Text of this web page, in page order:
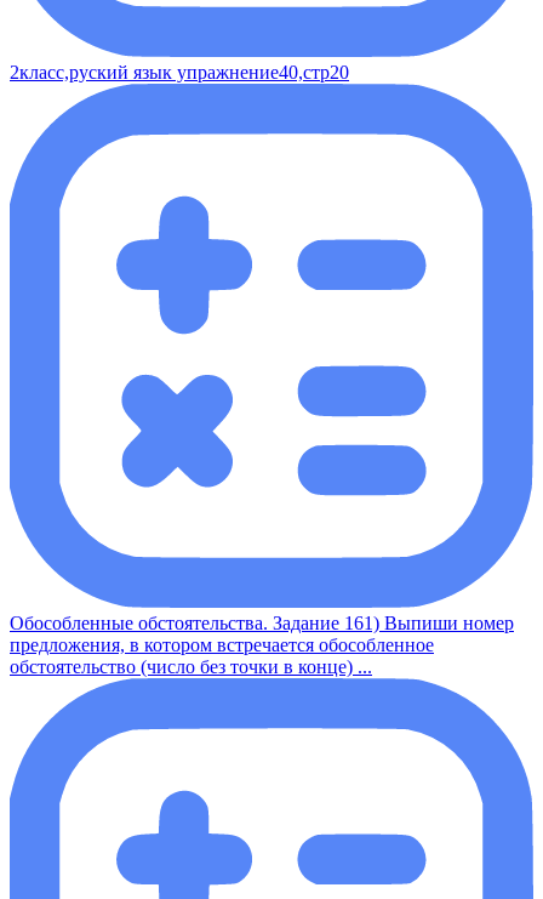
2класс,руский язык упражнение40,стр20
Обособленные обстоятельства. Задание 161) Выпиши номер
предложения, в котором встречается обособленное
обстоятельство (число без точки в конце) ...